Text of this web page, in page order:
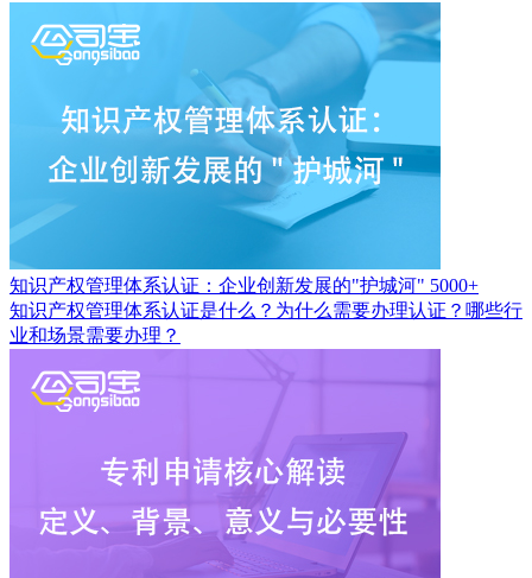
知识产权管理体系认证：企业创新发展的"护城河" 5000+
知识产权管理体系认证是什么？为什么需要办理认证？哪些行
业和场景需要办理？